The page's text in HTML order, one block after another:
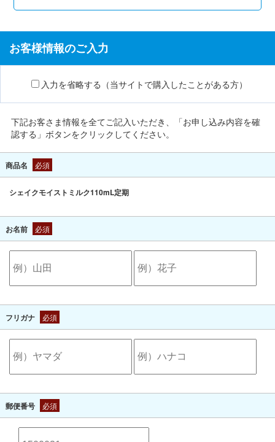
お客様情報のご入力
入力を省略する（当サイトで購入したことがある方）
下記お客さま情報を全てご記入いただき、「お申し込み内容を確
認する」ボタンをクリックしてください。
商品名 必須
シェイクモイストミルク110mL定期
お名前 必須
フリガナ 必須
郵便番号 必須